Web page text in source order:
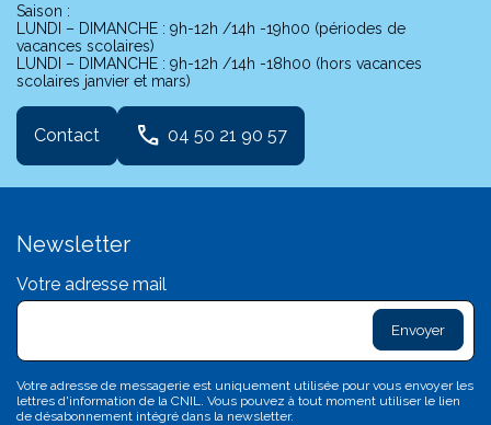
Saison :
LUNDI – DIMANCHE : 9h-12h /14h -19h00 (périodes de
vacances scolaires)
LUNDI – DIMANCHE : 9h-12h /14h -18h00 (hors vacances
scolaires janvier et mars)
Contact phone 04 50 21 90 57
Newsletter
Votre adresse mail
Votre adresse de messagerie est uniquement utilisée pour vous envoyer les
lettres d'information de la CNIL. Vous pouvez à tout moment utiliser le lien
de désabonnement intégré dans la newsletter.